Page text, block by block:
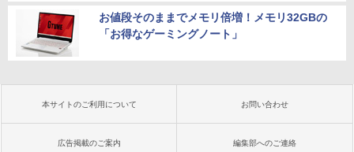
お値段そのままでメモリ倍増！メモリ32GBの
「お得なゲーミングノート」
本サイトのご利用について お問い合わせ
広告掲載のご案内 編集部へのご連絡